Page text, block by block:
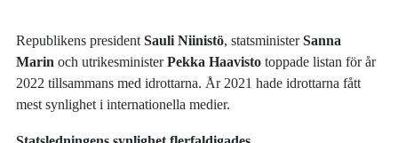
Republikens presidentSauli Niinistö, statsministerSanna
Marin och utrikesministerPekka Haavisto toppade listan för år
2022 tillsammans med idrottarna. År 2021 hade idrottarna fått
mest synlighet i internationella medier.